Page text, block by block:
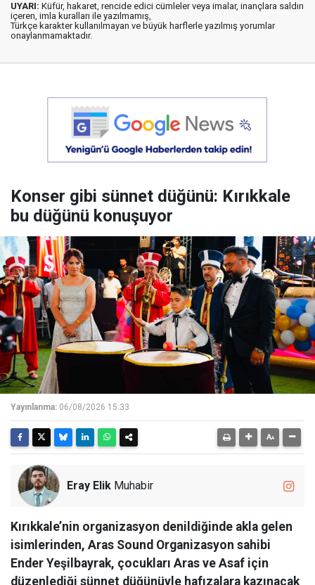
UYARI: Küfür, hakaret, rencide edici cümleler veya imalar, inançlara saldırı
içeren, imla kuralları ile yazılmamış,
Türkçe karakter kullanılmayan ve büyük harflerle yazılmış yorumlar
onaylanmamaktadır.
Konser gibi sünnet düğünü: Kırıkkale
bu düğünü konuşuyor
Yayınlanma: 06/08/2026 15:33
Eray Elik Muhabir
Kırıkkale’nin organizasyon denildiğinde akla gelen
isimlerinden, Aras Sound Organizasyon sahibi
Ender Yeşilbayrak, çocukları Aras ve Asaf için
düzenlediği sünnet düğünüyle hafızalara kazınacak